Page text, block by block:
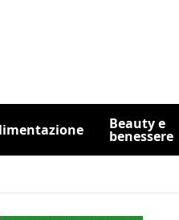
Beauty e
benessere